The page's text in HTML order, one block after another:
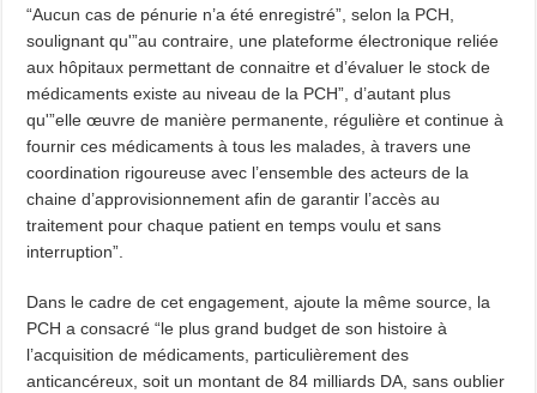
“Aucun cas de pénurie n’a été enregistré”, selon la PCH,
soulignant qu'”au contraire, une plateforme électronique reliée
aux hôpitaux permettant de connaitre et d’évaluer le stock de
médicaments existe au niveau de la PCH”, d’autant plus
qu'”elle œuvre de manière permanente, régulière et continue à
fournir ces médicaments à tous les malades, à travers une
coordination rigoureuse avec l’ensemble des acteurs de la
chaine d’approvisionnement afin de garantir l’accès au
traitement pour chaque patient en temps voulu et sans
interruption”.
Dans le cadre de cet engagement, ajoute la même source, la
PCH a consacré “le plus grand budget de son histoire à
l’acquisition de médicaments, particulièrement des
anticancéreux, soit un montant de 84 milliards DA, sans oublier